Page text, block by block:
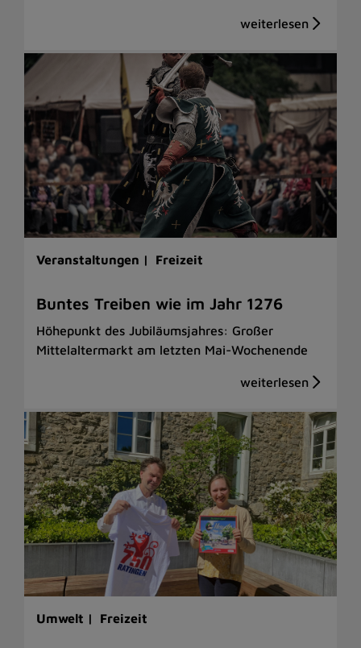
Veranstaltungen | Freizeit
Buntes Treiben wie im Jahr 1276
Höhepunkt des Jubiläumsjahres: Großer
Mittelaltermarkt am letzten Mai-Wochenende
Umwelt | Freizeit